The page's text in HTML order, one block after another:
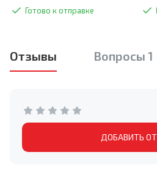
Готово к отправке
Отзывы Вопросы 1
ДОБАВИТЬ